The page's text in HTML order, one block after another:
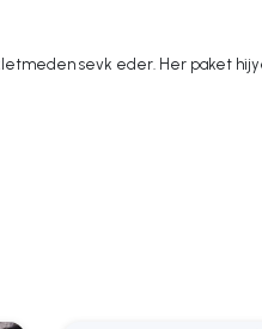
sevk eder. Her paket